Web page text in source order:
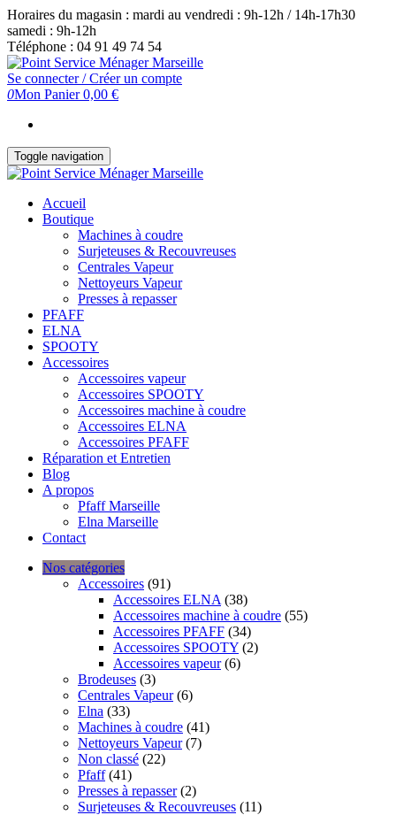
Skip
to
the
content
Horaires du magasin : mardi au vendredi : 9h-12h / 14h-17h30
samedi : 9h-12h
Téléphone : 04 91 49 74 54
Se connecter / Créer un compte
0Mon Panier0,00 €
Toggle navigation
Accueil
Boutique
Machines à coudre
Surjeteuses & Recouvreuses
Centrales Vapeur
Nettoyeurs Vapeur
Presses à repasser
PFAFF
ELNA
SPOOTY
Accessoires
Accessoires vapeur
Accessoires SPOOTY
Accessoires machine à coudre
Accessoires ELNA
Accessoires PFAFF
Réparation et Entretien
Blog
A propos
Pfaff Marseille
Elna Marseille
Contact
Nos catégories
Accessoires (91)
Accessoires ELNA (38)
Accessoires machine à coudre (55)
Accessoires PFAFF (34)
Accessoires SPOOTY (2)
Accessoires vapeur(6)
Brodeuses (3)
Centrales Vapeur(6)
Elna (33)
Machines à coudre (41)
Nettoyeurs Vapeur(7)
Non classé (22)
Pfaff(41)
Presses à repasser(2)
Surjeteuses & Recouvreuses (11)